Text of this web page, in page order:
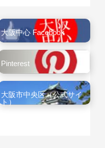
大阪中心 Facebook
Pinterest
大阪市中央区（公式サイ
ト）